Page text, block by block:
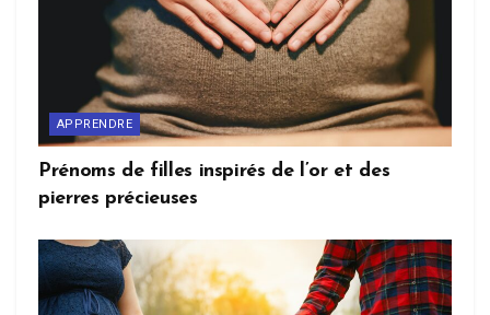
APPRENDRE
Prénoms de filles inspirés de l’or et des
pierres précieuses